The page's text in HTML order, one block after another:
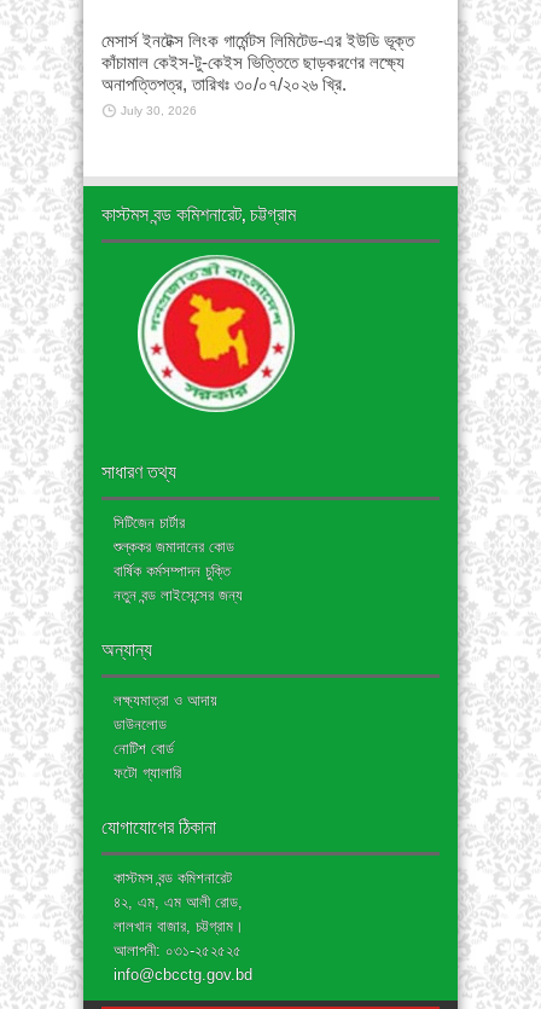
মেসার্স ইনটেক্স লিংক গার্মেন্টস লিমিটেড-এর ইউডি ভূক্ত
কাঁচামাল কেইস-টু-কেইস ভিত্তিতে ছাড়করণের লক্ষ্যে
অনাপত্তিপত্র, তারিখঃ ৩০/০৭/২০২৬ খ্রি.
July 30, 2026
কাস্টমস বন্ড কমিশনারেট, চট্টগ্রাম
সাধারণ তথ্য
সিটিজেন চার্টার
শুল্ককর জমাদানের কোড
বার্ষিক কর্মসম্পাদন চুক্তি
নতুন বন্ড লাইসেন্সের জন্য
অন্যান্য
লক্ষ্যমাত্রা ও আদায়
ডাউনলোড
নোটিশ বোর্ড
ফটো গ্যালারি
যোগাযোগের ঠিকানা
কাস্টমস বন্ড কমিশনারেট
৪২, এম, এম আলী রোড,
লালখান বাজার, চট্টগ্রাম।
আলাপনী: ০৩১-২৫২৫২৫
info@cbcctg.gov.bd